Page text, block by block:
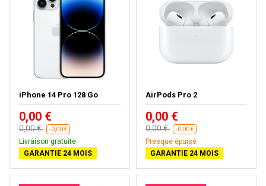
iPhone 14 Pro 128 Go
0,00 €
0,00 € -0,00 €
Livraison gratuite
GARANTIE 24 MOIS
AirPods Pro 2
0,00 €
0,00 € -0,00 €
Presque épuisé
GARANTIE 24 MOIS